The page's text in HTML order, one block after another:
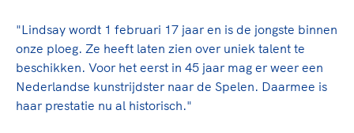
Lees verder
En wat mag vooral niet? Een gedragscode geeft
hier richting aan en is dus een belangrijk
onderdeel van het clubbeleid rondom gewenst en
ongewenst gedrag.
"Lindsay wordt 1 februari 17 jaar en is de jongste binnen
onze ploeg. Ze heeft laten zien over uniek talent te
beschikken. Voor het eerst in 45 jaar mag er weer een
Nederlandse kunstrijdster naar de Spelen. Daarmee is
haar prestatie nu al historisch."